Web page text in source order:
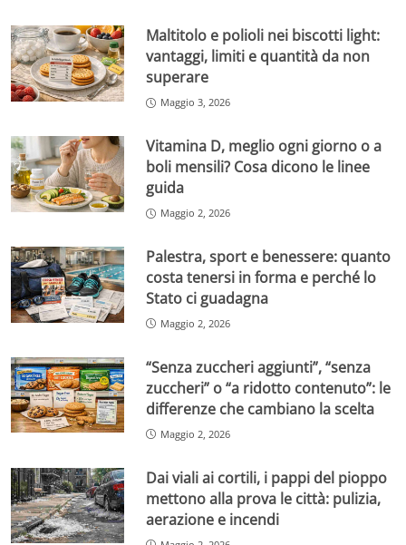
Maltitolo e polioli nei biscotti light:
vantaggi, limiti e quantità da non
superare
Maggio 3, 2026
Vitamina D, meglio ogni giorno o a
boli mensili? Cosa dicono le linee
guida
Maggio 2, 2026
Palestra, sport e benessere: quanto
costa tenersi in forma e perché lo
Stato ci guadagna
Maggio 2, 2026
“Senza zuccheri aggiunti”, “senza
zuccheri” o “a ridotto contenuto”: le
differenze che cambiano la scelta
Maggio 2, 2026
Dai viali ai cortili, i pappi del pioppo
mettono alla prova le città: pulizia,
aerazione e incendi